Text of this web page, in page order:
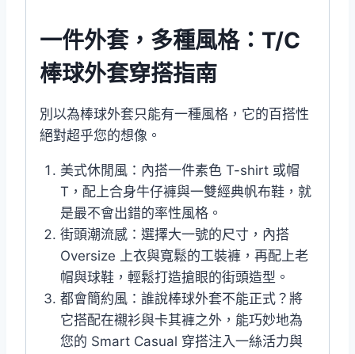
一件外套，多種風格：T/C
棒球外套穿搭指南
別以為棒球外套只能有一種風格，它的百搭性
絕對超乎您的想像。
美式休閒風：內搭一件素色 T-shirt 或帽
T，配上合身牛仔褲與一雙經典帆布鞋，就
是最不會出錯的率性風格。
街頭潮流感：選擇大一號的尺寸，內搭
Oversize 上衣與寬鬆的工裝褲，再配上老
帽與球鞋，輕鬆打造搶眼的街頭造型。
都會簡約風：誰說棒球外套不能正式？將
它搭配在襯衫與卡其褲之外，能巧妙地為
您的 Smart Casual 穿搭注入一絲活力與